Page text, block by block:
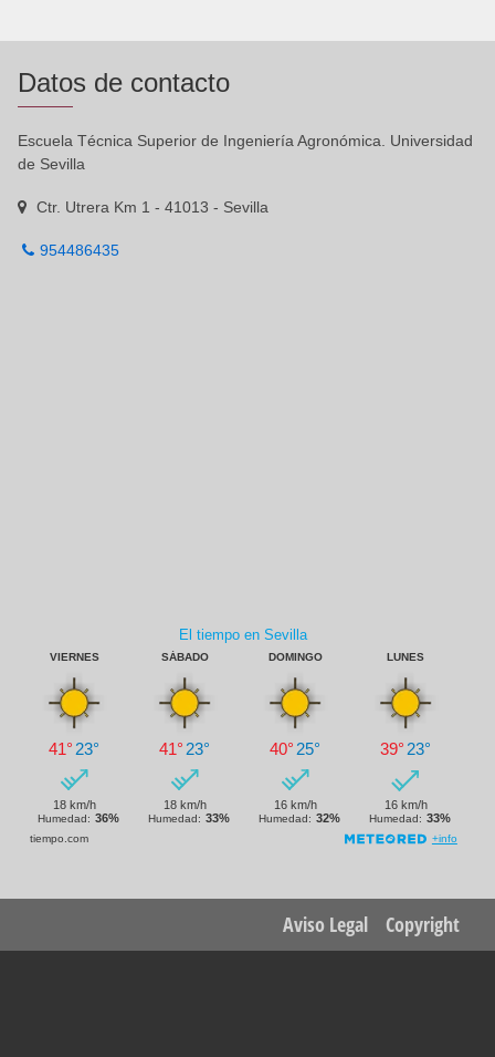
Datos de contacto
Escuela Técnica Superior de Ingeniería Agronómica. Universidad
de Sevilla
Ctr. Utrera Km 1 - 41013 - Sevilla
954486435
menu
Aviso Legal Copyright